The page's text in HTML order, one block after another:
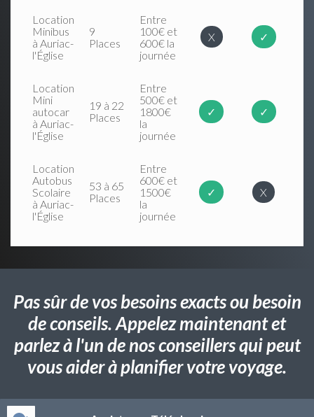
Location
Minibus
à Auriac-
l'Église
9
Places
Entre
100€ et
600€ la
journée
X ✓
Location
Mini
autocar
à Auriac-
l'Église
19 à 22
Places
Entre
500€ et
1800€
la
journée
✓ ✓
Location
Autobus
Scolaire
à Auriac-
l'Église
53 à 65
Places
Entre
600€ et
1500€
la
journée
✓ X
Pas sûr de vos besoins exacts ou besoin
de conseils. Appelez maintenant et
parlez à l'un de nos conseillers qui peut
vous aider à planifier votre voyage.